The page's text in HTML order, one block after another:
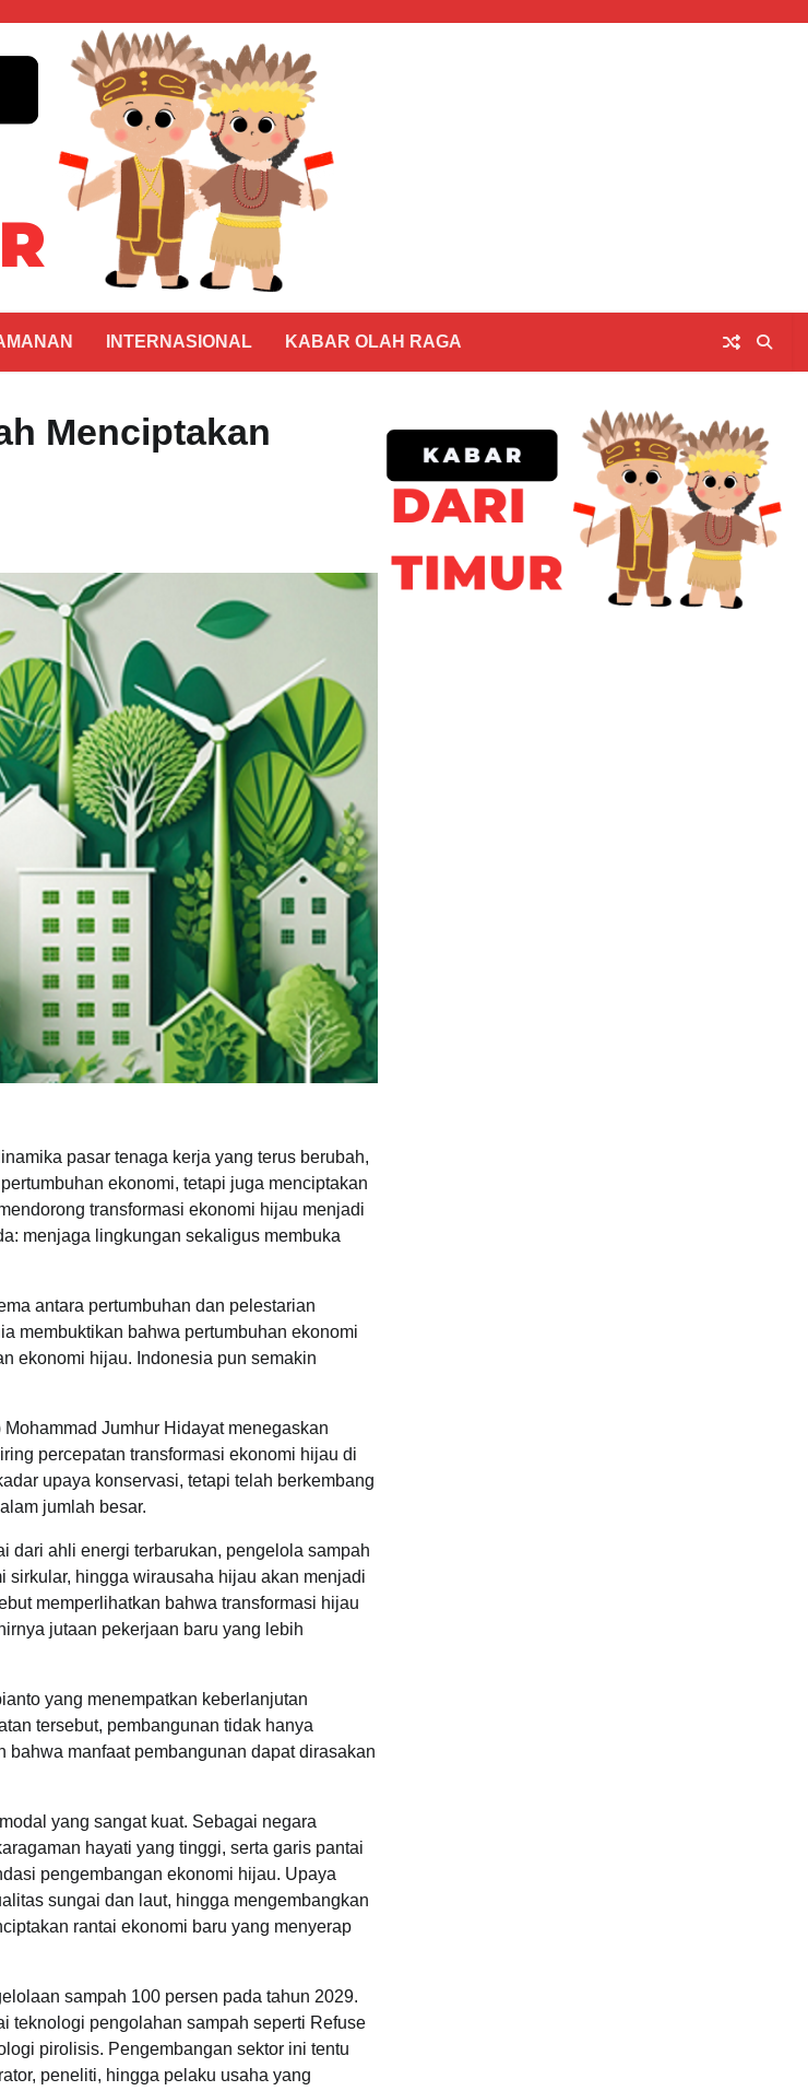
INTERNASIONAL KABAR OLAH RAGA
Menciptakan
pasar tenaga kerja yang terus berubah,
ekonomi, tetapi juga menciptakan
transformasi ekonomi hijau menjadi
menjaga lingkungan sekaligus membuka
antara pertumbuhan dan pelestarian
membuktikan bahwa pertumbuhan ekonomi
ekonomi hijau. Indonesia pun semakin
Jumhur Hidayat menegaskan
percepatan transformasi ekonomi hijau di
upaya konservasi, tetapi telah berkembang
jumlah besar.
dari ahli energi terbarukan, pengelola sampah
hingga wirausaha hijau akan menjadi
memperlihatkan bahwa transformasi hijau
jutaan pekerjaan baru yang lebih
yang menempatkan keberlanjutan
tersebut, pembangunan tidak hanya
manfaat pembangunan dapat dirasakan
yang sangat kuat. Sebagai negara
hayati yang tinggi, serta garis pantai
pengembangan ekonomi hijau. Upaya
sungai dan laut, hingga mengembangkan
rantai ekonomi baru yang menyerap
sampah 100 persen pada tahun 2029.
teknologi pengolahan sampah seperti Refuse
pirolisis. Pengembangan sektor ini tentu
peneliti, hingga pelaku usaha yang